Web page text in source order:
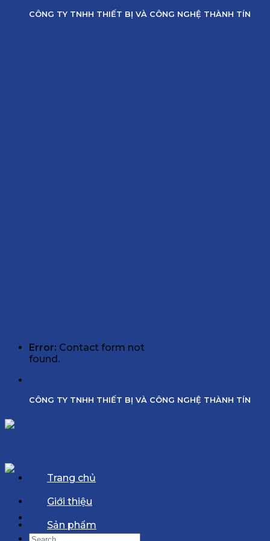
CÔNG TY TNHH THIẾT BỊ VÀ CÔNG NGHỆ THÀNH TÍN
Error: Contact form not
found.
CÔNG TY TNHH THIẾT BỊ VÀ CÔNG NGHỆ THÀNH TÍN
Search
Trang chủ
Giới thiệu
Sản phẩm